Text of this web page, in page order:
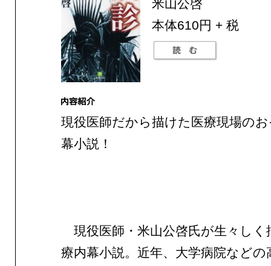
米山公啓
本体610円 + 税
現役医師だから描けた医療現場の
幕小説！
現役医師・米山公啓氏が生々しく
療内幕小説。近年、大学病院などの